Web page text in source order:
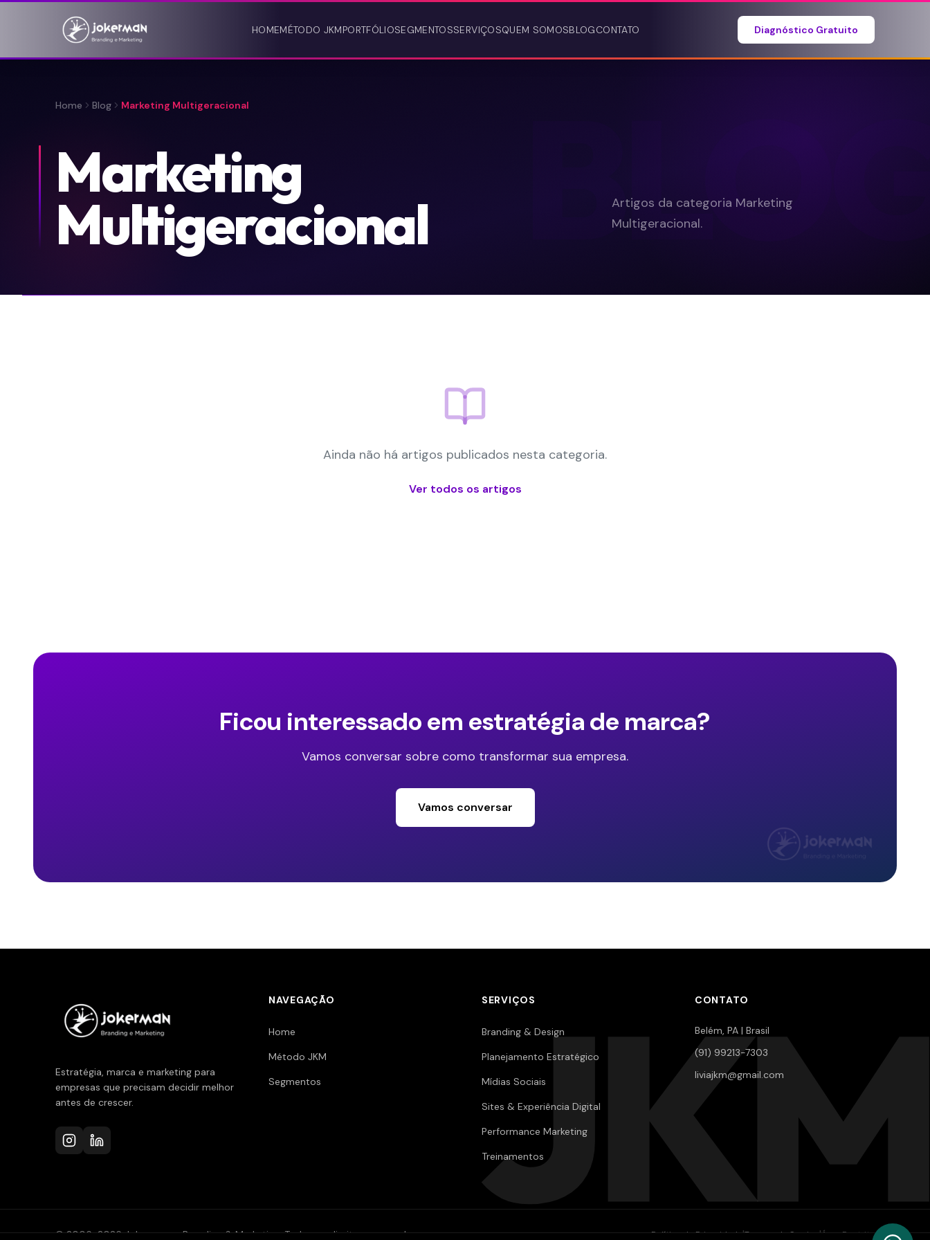
HOMEMÉTODO JKMPORTFÓLIOSEGMENTOSSERVIÇOSQUEM SOMOSBLOGCONTATO Diagnóstico Gratuito
Home Blog Marketing Multigeracional
Marketing
Multigeracional
Artigos da categoria Marketing
Multigeracional.
Ainda não há artigos publicados nesta categoria.
Ver todos os artigos
Ficou interessado em estratégia de marca?
Vamos conversar sobre como transformar sua empresa.
Vamos conversar
JKM
Estratégia, marca e marketing para
empresas que precisam decidir melhor
antes de crescer.
NAVEGAÇÃO
Home
Método JKM
Segmentos
SERVIÇOS
Branding & Design
Planejamento Estratégico
Mídias Sociais
Sites & Experiência Digital
Performance Marketing
Treinamentos
CONTATO
Belém, PA | Brasil
(91) 99213-7303
liviajkm@gmail.com
© 2006-2026 Jokerman — Branding & Marketing. Todos os direitos reservados. Política de Privacidade|Termos de Serviço|Área Restrita